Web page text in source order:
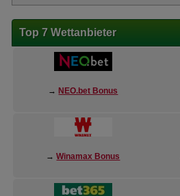
Top 7 Wettanbieter
→ NEO.bet Bonus
→Winamax Bonus